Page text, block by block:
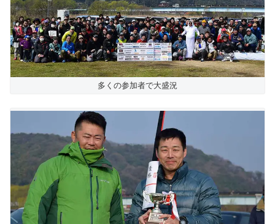
多くの参加者で大盛況